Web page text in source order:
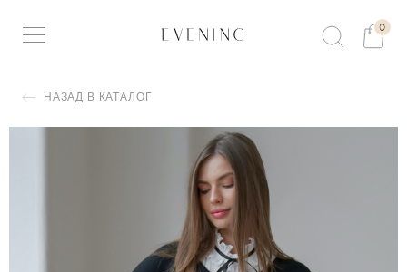
0
НАЗАД В КАТАЛОГ